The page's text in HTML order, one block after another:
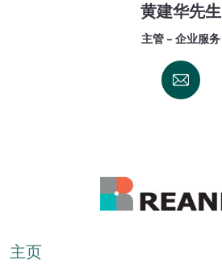
黄建华先生
主管 - 企业服务
主页